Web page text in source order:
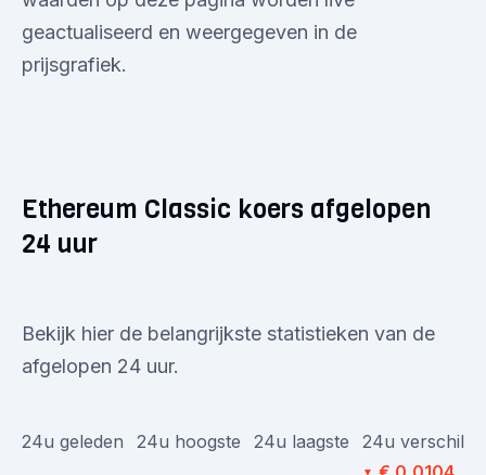
geactualiseerd en weergegeven in de
prijsgrafiek.
Ethereum Classic koers afgelopen
24 uur
Bekijk hier de belangrijkste statistieken van de
afgelopen 24 uur.
24u geleden 24u hoogste 24u laagste 24u verschil
▼